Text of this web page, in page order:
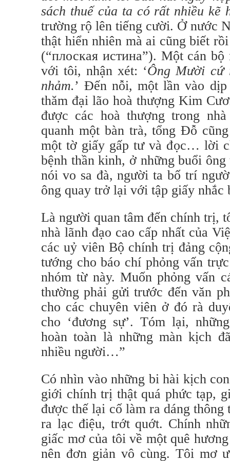
sách thuế của ta có rất nhiều kẽ
trường rộ lên tiếng cười. Ở nước
thật hiển nhiên mà ai cũng biết
(“плоская истина”). Một cán
với tôi, nhận xét: ‘Ông Mười
nhảm.’ Đến nỗi, một lần vào
thăm đại lão hoà thượng Kim
được các hoà thượng trong
quanh một bàn trà, tổng Đỗ
một tờ giấy gấp tư và đọc… lời
bệnh thần kinh, ở những buổi
nói vo sa đà, người ta bố trí
ông quay trở lại với tập giấy nhắc
Là người quan tâm đến chính trị,
nhà lãnh đạo cao cấp nhất của
các uỷ viên Bộ chính trị đảng
tướng cho báo chí phỏng vấn
nhóm từ này. Muốn phỏng vấn
thường phải gửi trước đến văn
cho các chuyên viên ở đó rà
cho ‘đương sự’. Tóm lại,
hoàn toàn là những màn kịch
nhiều người…”
Có nhìn vào những bi hài kịch
giới chính trị thật quá phức tạp,
được thế lại cố làm ra dáng
ra lạc điệu, trớt quớt. Chính
giấc mơ của tôi về một quê
nên đơn giản vô cùng. Tôi mơ